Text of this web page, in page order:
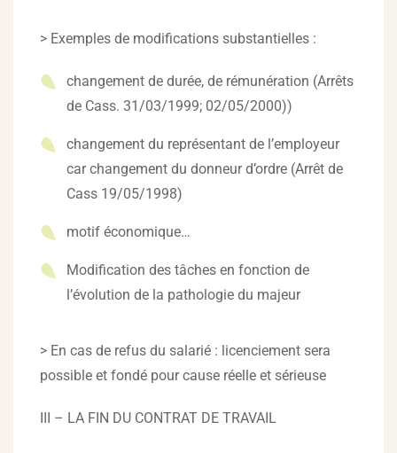
> Exemples de modifications substantielles :
changement de durée, de rémunération (Arrêts
de Cass. 31/03/1999; 02/05/2000))
changement du représentant de l’employeur
car changement du donneur d’ordre (Arrêt de
Cass 19/05/1998)
motif économique…
Modification des tâches en fonction de
l’évolution de la pathologie du majeur
> En cas de refus du salarié : licenciement sera
possible et fondé pour cause réelle et sérieuse
III – LA FIN DU CONTRAT DE TRAVAIL